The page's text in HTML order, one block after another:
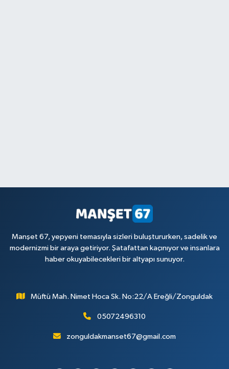
Manşet 67, yepyeni temasıyla sizleri buluştururken, sadelik ve
modernizmi bir araya getiriyor. Şatafattan kaçınıyor ve insanlara
haber okuyabilecekleri bir altyapı sunuyor.
Müftü Mah. Nimet Hoca Sk. No:22/A Ereğli/Zonguldak
05072496310
zonguldakmanset67@gmail.com